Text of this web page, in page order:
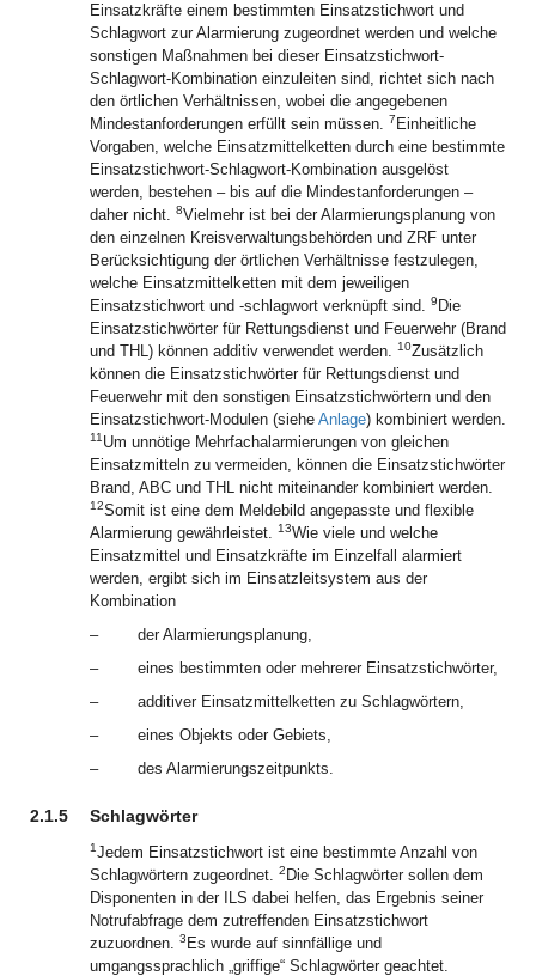
Einsatzkräfte einem bestimmten Einsatzstichwort und
Schlagwort zur Alarmierung zugeordnet werden und welche
sonstigen Maßnahmen bei dieser Einsatzstichwort-
Schlagwort-Kombination einzuleiten sind, richtet sich nach
den örtlichen Verhältnissen, wobei die angegebenen
Mindestanforderungen erfüllt sein müssen. 7 Einheitliche
Vorgaben, welche Einsatzmittelketten durch eine bestimmte
Einsatzstichwort-Schlagwort-Kombination ausgelöst
werden, bestehen – bis auf die Mindestanforderungen –
daher nicht. 8Vielmehr ist bei der Alarmierungsplanung von
den einzelnen Kreisverwaltungsbehörden und ZRF unter
Berücksichtigung der örtlichen Verhältnisse festzulegen,
welche Einsatzmittelketten mit dem jeweiligen
Einsatzstichwort und -schlagwort verknüpft sind. 9 Die
Einsatzstichwörter für Rettungsdienst und Feuerwehr (Brand
und THL) können additiv verwendet werden. 10Zusätzlich
können die Einsatzstichwörter für Rettungsdienst und
Feuerwehr mit den sonstigen Einsatzstichwörtern und den
Einsatzstichwort-Modulen (siehe Anlage) kombiniert werden.
11Um unnötige Mehrfachalarmierungen von gleichen
Einsatzmitteln zu vermeiden, können die Einsatzstichwörter
Brand, ABC und THL nicht miteinander kombiniert werden.
12Somit ist eine dem Meldebild angepasste und flexible
Alarmierung gewährleistet. 13Wie viele und welche
Einsatzmittel und Einsatzkräfte im Einzelfall alarmiert
werden, ergibt sich im Einsatzleitsystem aus der
Kombination
–
der Alarmierungsplanung,
–
eines bestimmten oder mehrerer Einsatzstichwörter,
–
additiver Einsatzmittelketten zu Schlagwörtern,
–
eines Objekts oder Gebiets,
–
des Alarmierungszeitpunkts.
2.1.5 Schlagwörter
1Jedem Einsatzstichwort ist eine bestimmte Anzahl von
Schlagwörtern zugeordnet. 2 Die Schlagwörter sollen dem
Disponenten in der ILS dabei helfen, das Ergebnis seiner
Notrufabfrage dem zutreffenden Einsatzstichwort
zuzuordnen. 3 Es wurde auf sinnfällige und
umgangssprachlich „griffige“ Schlagwörter geachtet.